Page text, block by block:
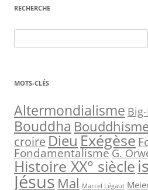
r
i
s
RECHERCHE
e
h
r
c
h
e
r
MOTS-CLÉS
Altermondialisme
Bouddha
croire DieuExégèse
Fondamentalisme G.
Histoire XX° siècle
Jésus Mal Marcel Légaut